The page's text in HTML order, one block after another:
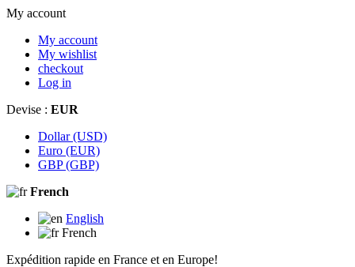
My account
My account
My wishlist
checkout
Log in
Devise : EUR
Dollar (USD)
Euro (EUR)
GBP (GBP)
French
English
French
Expédition rapide en France et en Europe!